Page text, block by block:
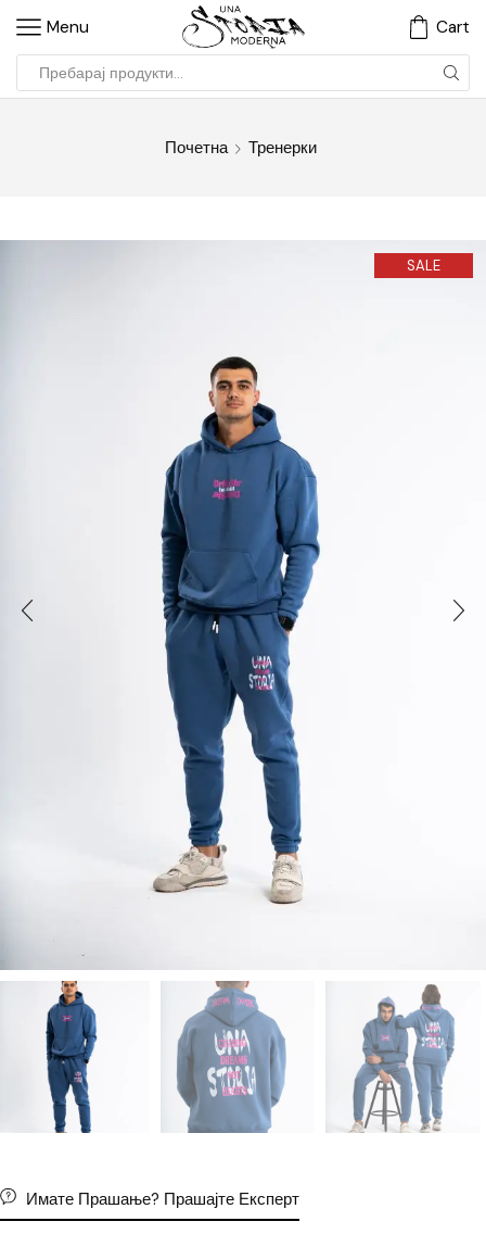
Menu Cart
Почетна Тренерки
SALE
Имате Прашање? Прашајте Експерт